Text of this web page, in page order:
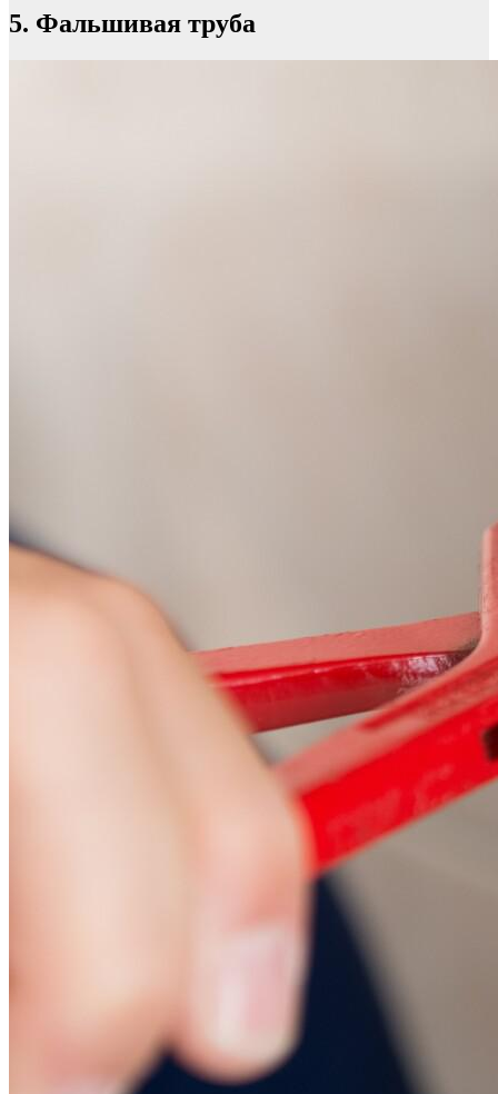
5. Фальшивая труба